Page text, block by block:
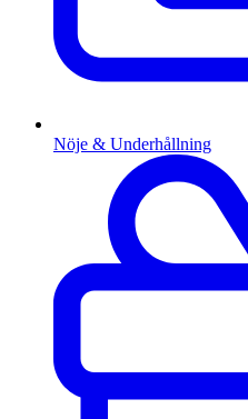
Nöje & Underhållning